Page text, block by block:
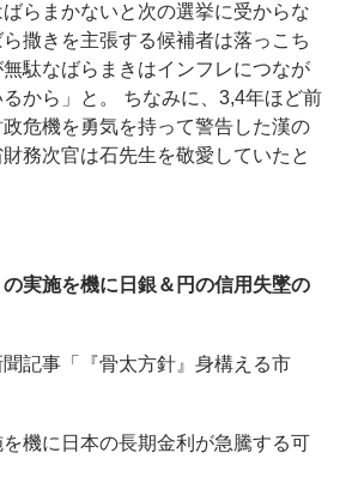
ばらまかないと次の選挙に受からな
撒きを主張する候補者は落っこち
駄なばらまきはインフレにつなが
から」と。 ちなみに、3,4年ほど前
危機を勇気を持って警告した漢の
務次官は石先生を敬愛していたと
実施を機に日銀＆円の信用失墜の
記事「『骨太方針』身構える市
機に日本の長期金利が急騰する可